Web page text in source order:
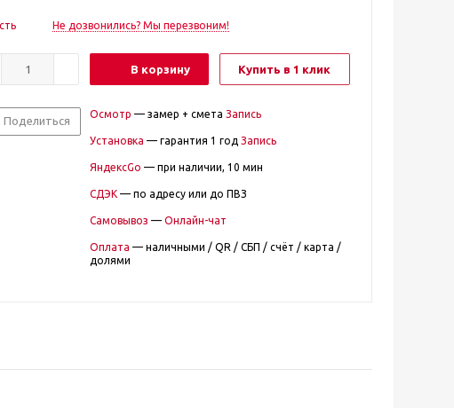
Не дозвонились? Мы перезвоним!
В корзину Купить в 1 клик
Поделиться
Осмотр — замер + смета Запись
Установка — гарантия 1 год Запись
ЯндексGo — при наличии, 10 мин
СДЭК — по адресу или до ПВЗ
Самовывоз — Онлайн-чат
Оплата — наличными / QR / СБП / счёт / карта /
долями